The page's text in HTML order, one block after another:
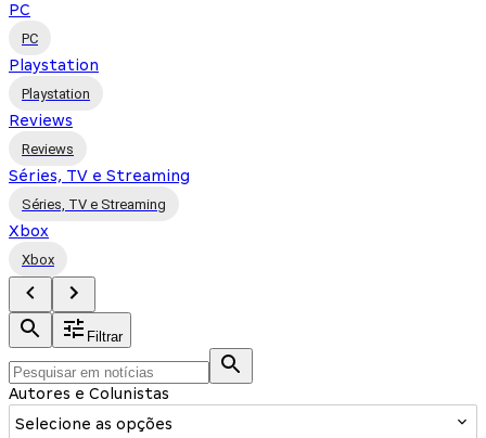
PC
PC
Playstation
Playstation
Reviews
Reviews
Séries, TV e Streaming
Séries, TV e Streaming
Xbox
Xbox
Filtrar
Autores e Colunistas
Selecione as opções